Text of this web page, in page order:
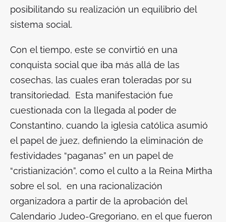
posibilitando su realización un equilibrio del
sistema social.
Con el tiempo, este se convirtió en una
conquista social que iba más allá de las
cosechas, las cuales eran toleradas por su
transitoriedad. Esta manifestación fue
cuestionada con la llegada al poder de
Constantino, cuando la iglesia católica asumió
el papel de juez, definiendo la eliminación de
festividades “paganas” en un papel de
“cristianización”, como el culto a la Reina Mirtha
sobre el sol, en una racionalización
organizadora a partir de la aprobación del
Calendario Judeo-Gregoriano, en el que fueron